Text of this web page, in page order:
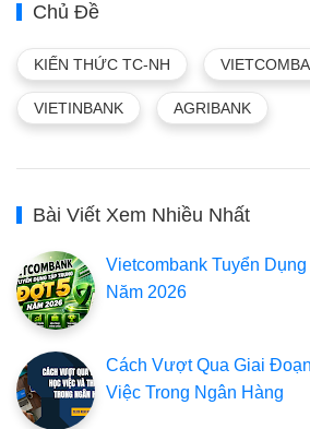
Chủ Đề
KIẾN THỨC TC-NH
VIETINBANK AGRIBANK
Bài Viết Xem Nhiều Nhất
Vietcombank Tuyển
Năm 2026
Cách Vượt Qua Giai
Việc Trong Ngân Hàng